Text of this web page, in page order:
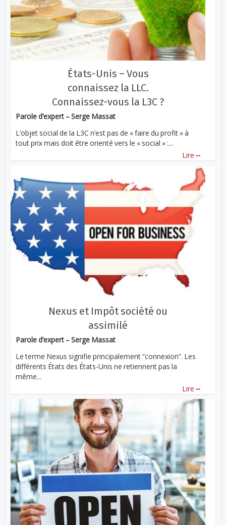
États-Unis – Vous
connaissez la LLC.
Connaissez-vous la L3C ?
Parole d’expert – Serge Massat
L‘objet social de la L3C n’est pas de « faire du profit » à
tout prix mais doit être orienté vers le « social » :...
Lire ...
Nexus et Impôt société ou
assimilé
Parole d’expert – Serge Massat
Le terme Nexus signifie principalement “connexion”. Les
différents États des États-Unis ne retiennent pas la
même...
Lire ...